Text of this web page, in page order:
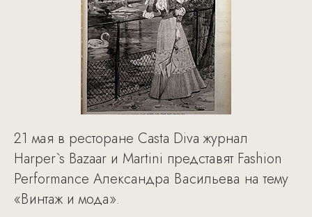
21 мая в ресторане Сasta Diva журнал
Harper`s Bazaar и Martini представят Fashion
Performance Александра Васильева на тему
«Винтаж и мода».